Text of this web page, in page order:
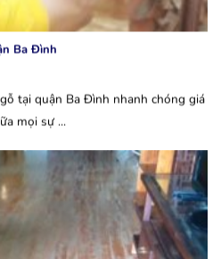
Ba Đình
tại quận Ba Đình nhanh chóng giá
mọi sự ...